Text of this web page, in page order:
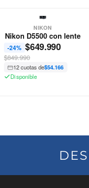
NIKON
Nikon D5500 con lente
-24% $649.990
$849.990
12 cuotas de$54.166
Disponible